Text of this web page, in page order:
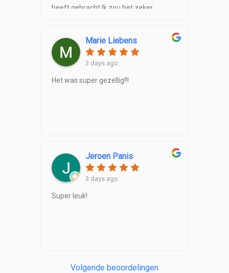
heeft gebracht.Ik zou het zeker
Marie Liebens
3 days ago
Het was super gezellig!!!
Jeroen Panis
3 days ago
Super leuk!
Volgende beoordelingen